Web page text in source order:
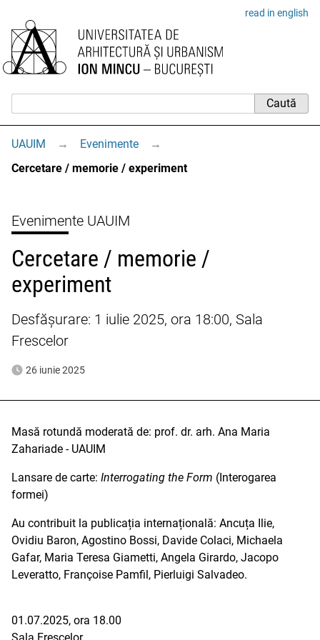
read in english
UAUIM → Evenimente
→
Cercetare / memorie / experiment
Evenimente UAUIM
Cercetare / memorie /
experiment
Desfășurare: 1 iulie 2025, ora 18:00, Sala
Frescelor
26 iunie 2025
Masă rotundă moderată de: prof. dr. arh. Ana Maria
Zahariade - UAUIM
Lansare de carte: Interrogating the Form (Interogarea
formei)
Au contribuit la publicația internațională: Ancuța Ilie,
Ovidiu Baron, Agostino Bossi, Davide Colaci, Michaela
Gafar, Maria Teresa Giametti, Angela Girardo, Jacopo
Leveratto, Françoise Pamfil, Pierluigi Salvadeo.
01.07.2025, ora 18.00